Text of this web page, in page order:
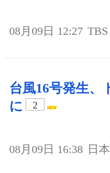
08月09日 12:27
台風16号発生、
に
2
08月09日 16:38 日